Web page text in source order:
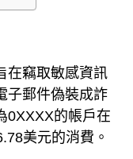
在竊取敏感資訊
子郵件偽裝成詐
0XXXX的帳戶在
美元的消費。